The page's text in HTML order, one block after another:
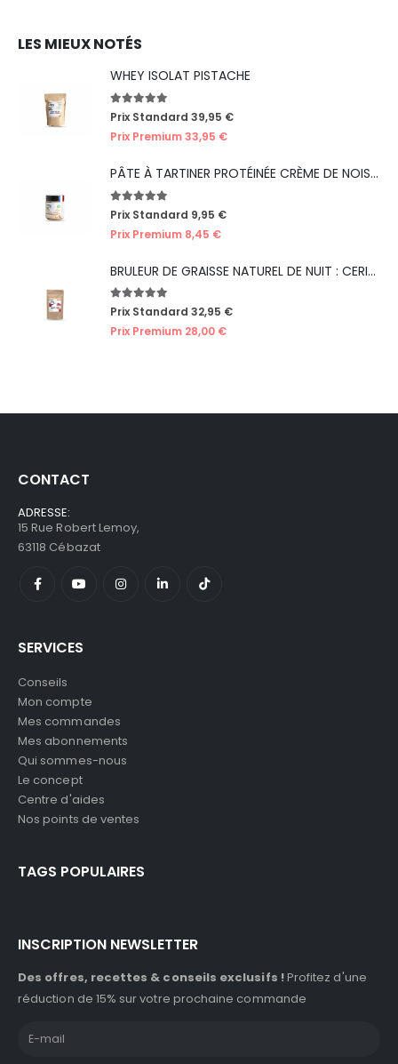
LES MIEUX NOTÉS
WHEY ISOLAT PISTACHE
5.00out of 5
Prix Standard 39,95 €
Prix Premium33,95 €
PÂTE À TARTINER PROTÉINÉE CRÈME DE NOISETTES
5.00 out of 5
Prix Standard 9,95 €
Prix Premium 8,45 €
BRULEUR DE GRAISSE NATUREL DE NUIT : CERISE
5.00out of 5
Prix Standard 32,95 €
Prix Premium 28,00 €
CONTACT
ADRESSE:
15 Rue Robert Lemoy,
63118 Cébazat
SERVICES
Conseils
Mon compte
Mes commandes
Mes abonnements
Qui sommes-nous
Le concept
Centre d'aides
Nos points de ventes
TAGS POPULAIRES
INSCRIPTION NEWSLETTER
Des offres, recettes & conseils exclusifs !Profitez d'une
réduction de 15% sur votre prochaine commande